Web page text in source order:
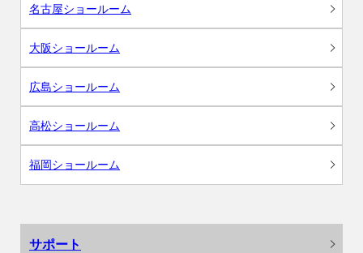
名古屋ショールーム
大阪ショールーム
広島ショールーム
高松ショールーム
福岡ショールーム
サポート